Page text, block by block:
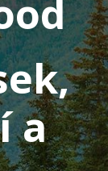
a